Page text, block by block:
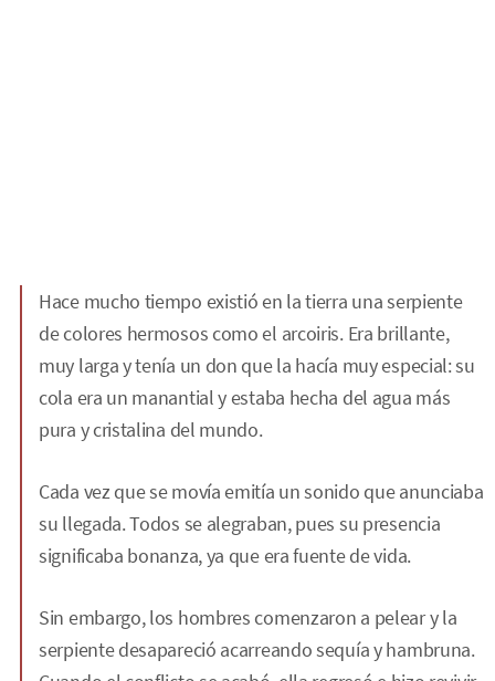
Hace mucho tiempo existió en la tierra una serpiente
de colores hermosos como el arcoiris. Era brillante,
muy larga y tenía un don que la hacía muy especial: su
cola era un manantial y estaba hecha del agua más
pura y cristalina del mundo.
Cada vez que se movía emitía un sonido que anunciaba
su llegada. Todos se alegraban, pues su presencia
significaba bonanza, ya que era fuente de vida.
Sin embargo, los hombres comenzaron a pelear y la
serpiente desapareció acarreando sequía y hambruna.